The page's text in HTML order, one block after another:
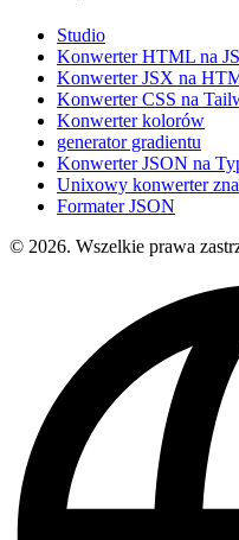
Studio
Konwerter HTML na
Konwerter JSX na
Konwerter CSS na
Konwerter kolorów
generator gradientu
Konwerter JSON na
Unixowy konwerter
Formater JSON
© 2026. Wszelkie prawa